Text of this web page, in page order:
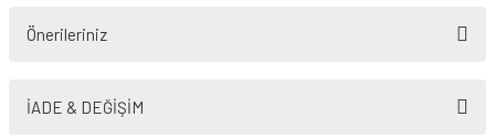
Önerileriniz
yetersiz gördüğünüz noktaları öneri formunu kullanarak tarafımıza
İADE & DEĞİŞİM